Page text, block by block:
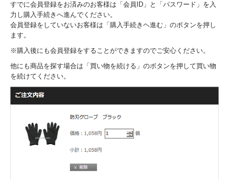
すでに会員登録をお済みのお客様は「会員ID」と「パスワード」を入
力し購入手続きへ進んでください。
会員登録をしていないお客様は「購入手続きヘ進む」のボタンを押し
ます。
※購入後にも会員登録をすることができますのでご安心ください。
他にも商品を探す場合は「買い物を続ける」のボタンを押して買い物
を続けてください。